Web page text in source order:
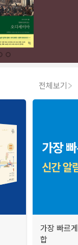
전체보기
가장 빠르
합